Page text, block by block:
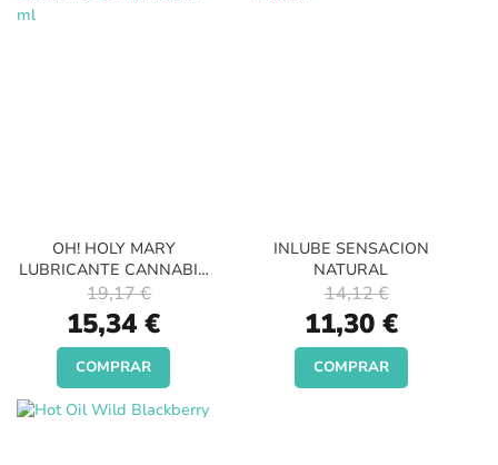
OH! HOLY MARY
LUBRICANTE CANNABIS
100 ML
Special
Price
15,34 €
19,17 €
COMPRAR
INLUBE SENSACION
NATURAL
Special
Price
11,30 €
14,12 €
COMPRAR